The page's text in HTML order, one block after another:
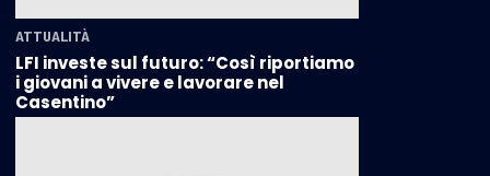
ATTUALITÀ
LFI investe sul futuro: “Così riportiamo
i giovani a vivere e lavorare nel
Casentino”